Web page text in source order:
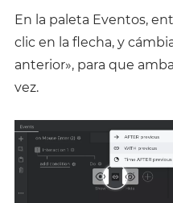
En la paleta Eventos,
clic en la flecha, y
anterior», para que
vez.